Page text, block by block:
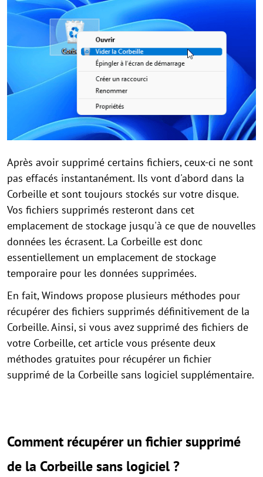
Après avoir supprimé certains fichiers, ceux-ci ne sont
pas effacés instantanément. Ils vont d'abord dans la
Corbeille et sont toujours stockés sur votre disque.
Vos fichiers supprimés resteront dans cet
emplacement de stockage jusqu'à ce que de nouvelles
données les écrasent. La Corbeille est donc
essentiellement un emplacement de stockage
temporaire pour les données supprimées.
En fait, Windows propose plusieurs méthodes pour
récupérer des fichiers supprimés définitivement de la
Corbeille. Ainsi, si vous avez supprimé des fichiers de
votre Corbeille, cet article vous présente deux
méthodes gratuites pour récupérer un fichier
supprimé de la Corbeille sans logiciel supplémentaire.
Comment récupérer un fichier supprimé
de la Corbeille sans logiciel ?